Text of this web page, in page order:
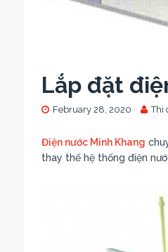
Lắp đặt
February 28, 2020 Thi
Điện nước Minh Khang
thay thế hệ thống điện